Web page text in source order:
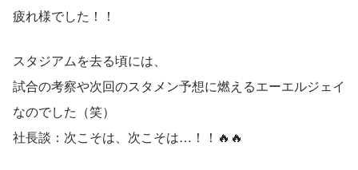
疲れ様でした！！
スタジアムを去る頃には、
試合の考察や次回のスタメン予想に燃えるエーエルジェイ
なのでした（笑）
社長談：次こそは、次こそは…！！🔥🔥